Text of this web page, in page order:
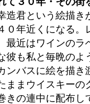
造君という絵描き
０年近くになる
最近はワインのラ
彼も私と毎晩の
ンバスに絵を描
ままウイスキー
きの連中に配布